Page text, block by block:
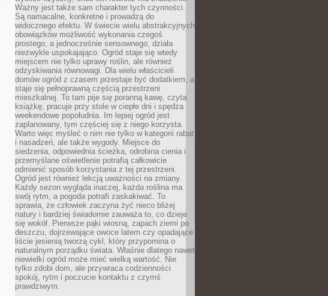
Ważny jest także sam charakter tych czynności.
Są namacalne, konkretne i prowadzą do
widocznego efektu. W świecie wielu abstrakcyjnych
obowiązków możliwość wykonania czegoś
prostego, a jednocześnie sensownego, działa
niezwykle uspokajająco. Ogród staje się wtedy
miejscem nie tylko uprawy roślin, ale również
odzyskiwania równowagi. Dla wielu właścicieli
domów ogród z czasem przestaje być dodatkiem, a
staje się pełnoprawną częścią przestrzeni
mieszkalnej. To tam pije się poranną kawę, czyta
książkę, pracuje przy stole w ciepłe dni i spędza
weekendowe popołudnia. Im lepiej ogród jest
zaplanowany, tym częściej się z niego korzysta.
Warto więc myśleć o nim nie tylko w kategorii rabat
i nasadzeń, ale także wygody. Miejsce do
siedzenia, odpowiednia ścieżka, odrobina cienia i
przemyślane oświetlenie potrafią całkowicie
odmienić sposób korzystania z tej przestrzeni.
Ogród jest również lekcją uważności na zmiany.
Każdy sezon wygląda inaczej, każda roślina ma
swój rytm, a pogoda potrafi zaskakiwać. To
sprawia, że człowiek zaczyna żyć nieco bliżej
natury i bardziej świadomie zauważa to, co dzieje
się wokół. Pierwsze pąki wiosną, zapach ziemi po
deszczu, dojrzewające owoce latem czy opadające
liście jesienią tworzą cykl, który przypomina o
naturalnym porządku świata. Właśnie dlatego nawet
niewielki ogród może mieć wielką wartość. Nie
tylko zdobi dom, ale przywraca codzienności
spokój, rytm i poczucie kontaktu z czymś
prawdziwym.